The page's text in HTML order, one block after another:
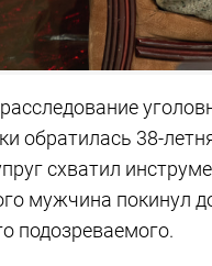
обратилась 38-
схватил
мужчина покинул
подозреваемого.